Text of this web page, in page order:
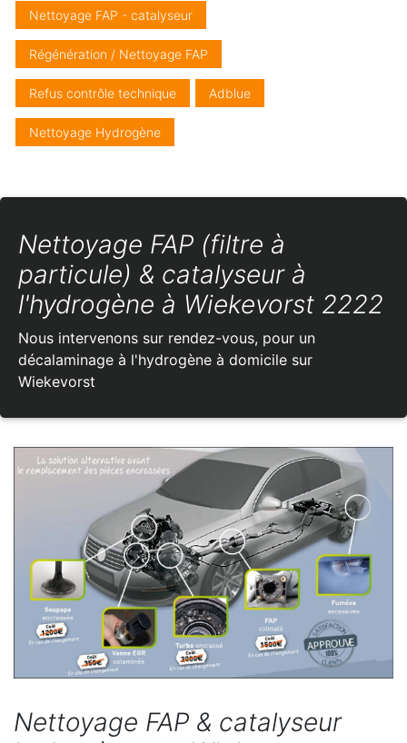
Nettoyage FAP - catalyseur
Régénération / Nettoyage FAP
Refus contrôle technique Adblue
Nettoyage Hydrogène
Nettoyage FAP (filtre à
particule) & catalyseur à
l'hydrogène à Wiekevorst 2222
Nous intervenons sur rendez-vous, pour un
décalaminage à l'hydrogène à domicile sur
Wiekevorst
Nettoyage FAP & catalyseur